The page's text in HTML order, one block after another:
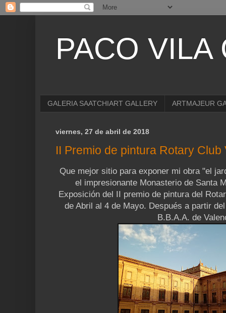
PACO VILA
GALERIA SAATCHIART GALLERY ARTMAJEUR
viernes, 27 de abril de 2018
II Premio de pintura Rotary Club
Que mejor sitio para exponer mi obra "el
el impresionante Monasterio de Santa
Exposición del II premio de pintura del
de Abril al 4 de Mayo. Después a partir
B.B.A.A. de